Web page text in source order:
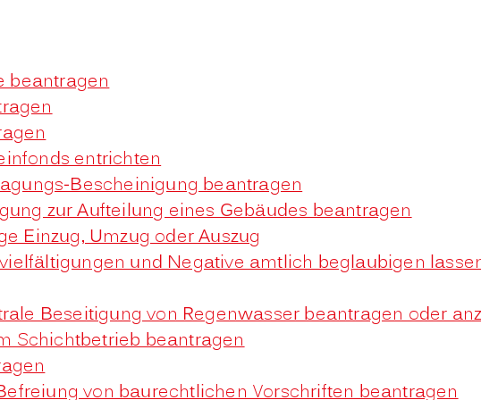
beantragen
entrichten
Bescheinigung beantragen
zur Aufteilung eines Gebäudes beantragen
Einzug, Umzug oder Auszug
und Negative amtlich beglaubigen
Beseitigung von Regenwasser beantragen oder
Schichtbetrieb beantragen
von baurechtlichen Vorschriften beantragen